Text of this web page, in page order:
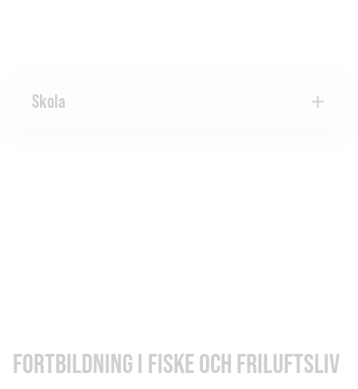
Skola
FORTBILDNING I FISKE OCH FRILUFTSLIV